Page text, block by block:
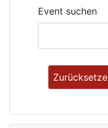
Event suchen